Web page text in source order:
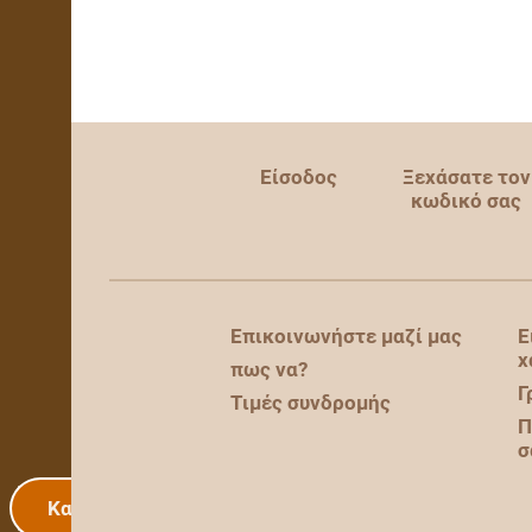
Καταχώρισης
Είσοδος
Ξεχάσατε τον
κωδικό σας
Επικοινωνήστε μαζί μας
πως να?
Τιμές συνδρομής